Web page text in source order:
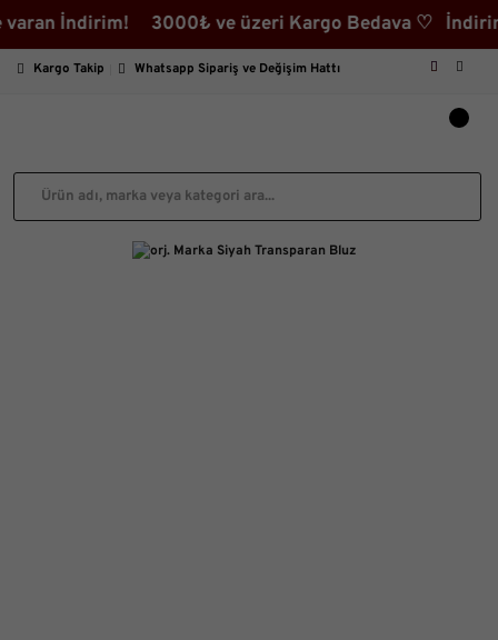
İndirim! 3000₺ ve üzeri Kargo Bedava ♡
Kargo Takip Whatsapp Sipariş ve Değişim Hattı